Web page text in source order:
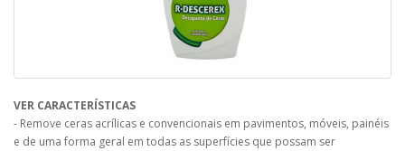
VER CARACTERÍSTICAS
- Remove ceras acrílicas e convencionais em pavimentos, móveis, painéis
e de uma forma geral em todas as superfícies que possam ser